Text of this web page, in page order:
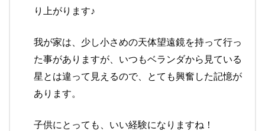
り上がります♪
我が家は、少し小さめの天体望遠鏡を持って行っ
た事がありますが、いつもベランダから見ている
星とは違って見えるので、とても興奮した記憶が
あります。
子供にとっても、いい経験になりますね！